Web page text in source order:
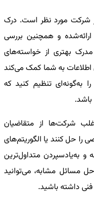
شرکت مورد نظر است. درک
و همچنین بررسی
بهتری از خواسته‌های
اطلاعات به شما کمک می‌کند
به‌گونه‌ای تنظیم کنید که
شرکت‌ها از متقاضیان
حل کنند یا الگوریتم‌های
و به‌یادسپردن متداول‌ترین
مسائل مشابه، می‌توانید
داشته باشید.